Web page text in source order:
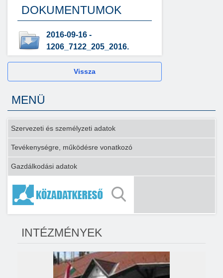
DOKUMENTUMOK
2016-09-16 -
1206_7122_205_2016.
Vissza
MENÜ
Szervezeti és személyzeti adatok
Tevékenységre, működésre vonatkozó
Gazdálkodási adatok
INTÉZMÉNYEK